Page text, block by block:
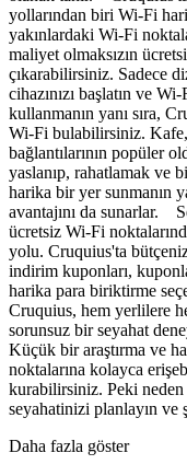
yollarından biri Wi-Fi
yakınlardaki Wi-Fi
maliyet olmaksızın
çıkarabilirsiniz. Sadece
cihazınızı başlatın ve
kullanmanın yanı sıra,
Wi-Fi bulabilirsiniz.
bağlantılarının popüler
yaslanıp, rahatlamak ve
harika bir yer sunmanın
avantajını da sunarlar.
ücretsiz Wi-Fi
yolu. Cruquius'ta
indirim kuponları,
harika para biriktirme
Cruquius, hem yerlilere
sorunsuz bir seyahat
Küçük bir araştırma ve
noktalarına kolayca
kurabilirsiniz. Peki
seyahatinizi planlayın ve
Daha fazla göster